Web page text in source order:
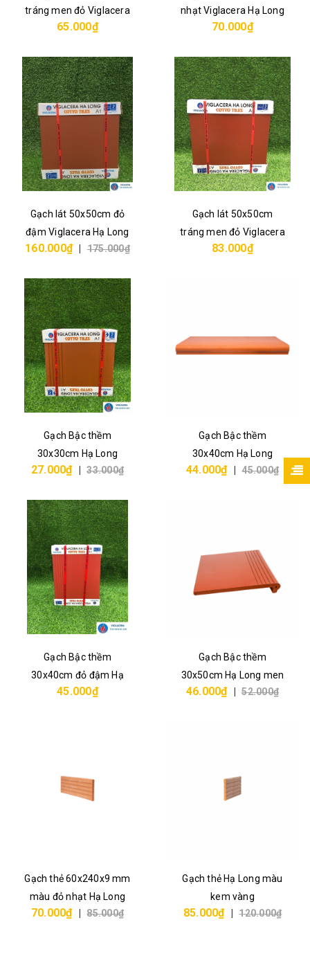
tráng men đỏ Viglacera
Hạ Long
65.000₫
nhạt Viglacera Hạ Long
70.000₫
Gạch lát 50x50cm đỏ
đậm Viglacera Hạ Long
160.000₫ 175.000₫
Gạch lát 50x50cm
tráng men đỏ Viglacera
Hạ Long
83.000₫
Gạch Bậc thềm
30x30cm Hạ Long
27.000₫ 33.000₫
Gạch Bậc thềm
30x40cm Hạ Long
44.000₫ 45.000₫
Gạch Bậc thềm
30x40cm đỏ đậm Hạ
Long
45.000₫
Gạch Bậc thềm
30x50cm Hạ Long men
46.000₫ 52.000₫
Gạch thẻ 60x240x9 mm
màu đỏ nhạt Hạ Long
70.000₫ 85.000₫
Gạch thẻ Hạ Long màu
kem vàng
85.000₫ 120.000₫